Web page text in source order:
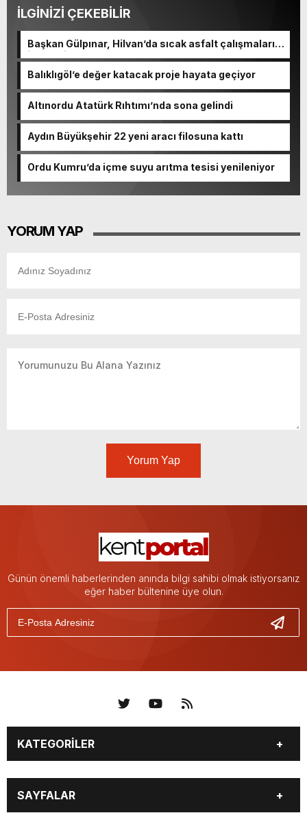
İLGİNİZİ ÇEKEBİLİR
Başkan Gülpınar, Hilvan’da sıcak asfalt çalışmalarını
inceledi
Balıklıgöl’e değer katacak proje hayata geçiyor
Altınordu Atatürk Rıhtımı’nda sona gelindi
Aydın Büyükşehir 22 yeni aracı filosuna kattı
Ordu Kumru’da içme suyu arıtma tesisi yenileniyor
YORUM YAP
Yorum Yap
Günün önemli haberlerinden anında bilgi sahibi olmak istiyorsanız
eğer haber bültenine üye olun.
KATEGORİLER
KÜNYE BİZE ULAŞIN
SAYFALAR